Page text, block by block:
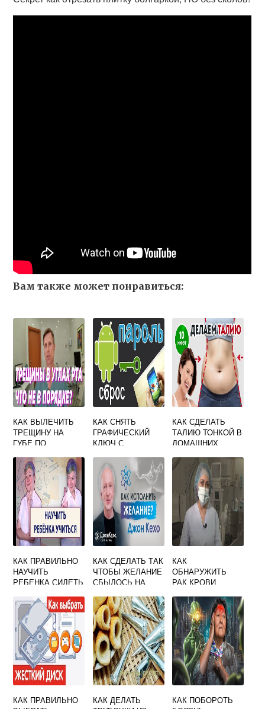
Вам также может понравиться:
КАК ВЫЛЕЧИТЬ
ТРЕЩИНУ НА
ГУБЕ ПО
КАК СНЯТЬ
ГРАФИЧЕСКИЙ
КЛЮЧ С
КАК СДЕЛАТЬ
ТАЛИЮ ТОНКОЙ В
ДОМАШНИХ
НЕДЕЛЮ
КАК ПРАВИЛЬНО
НАУЧИТЬ
РЕБЕНКА СИДЕТЬ
КАК СДЕЛАТЬ ТАК
ЧТОБЫ ЖЕЛАНИЕ
СБЫЛОСЬ НА
ДЕНЬ
КАК
ОБНАРУЖИТЬ
РАК КРОВИ
КАК ПРАВИЛЬНО
КАК ДЕЛАТЬ
КАК ПОБОРОТЬ